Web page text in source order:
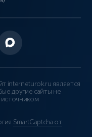
interneturok.ru является
другие сайты не
SmartCaptcha от